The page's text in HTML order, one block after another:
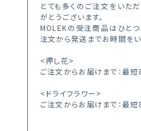
とても多くのご注文をいた
がとうございます。
MOLEKの受注商品はひと
注文から発送までお時間をい
<押し花>
ご注文からお届けまで：最
<ドライフラワー>
ご注文からお届けまで：最